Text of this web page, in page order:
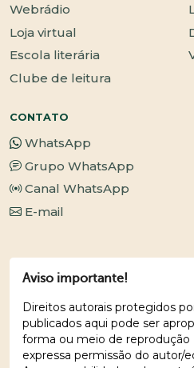
Webrádio
Loja virtual
Escola literária
Clube de leitura
CONTATO
WhatsApp
Grupo WhatsApp
Canal WhatsApp
E-mail
Aviso importante!
Direitos autorais protegidos
publicados aqui pode ser
forma ou meio de reprodução
expressa permissão do autor/